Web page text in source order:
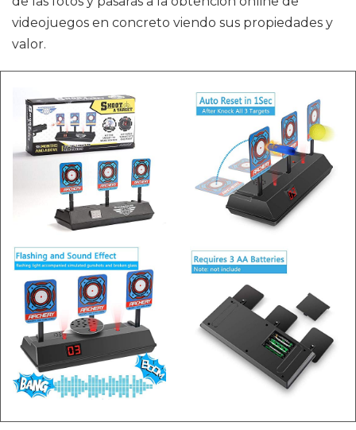
videojuegos en concreto viendo sus propiedades y
valor.